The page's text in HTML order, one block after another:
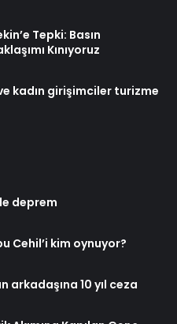
Tepki: Basın
Kınıyoruz
kadın girişimciler turizme
deprem
Cehil’i kim oynuyor?
arkadaşına 10 yıl ceza